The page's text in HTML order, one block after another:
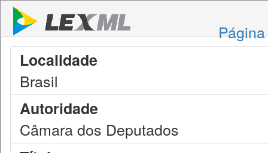
Localidade
Brasil
Autoridade
Câmara dos Deputados